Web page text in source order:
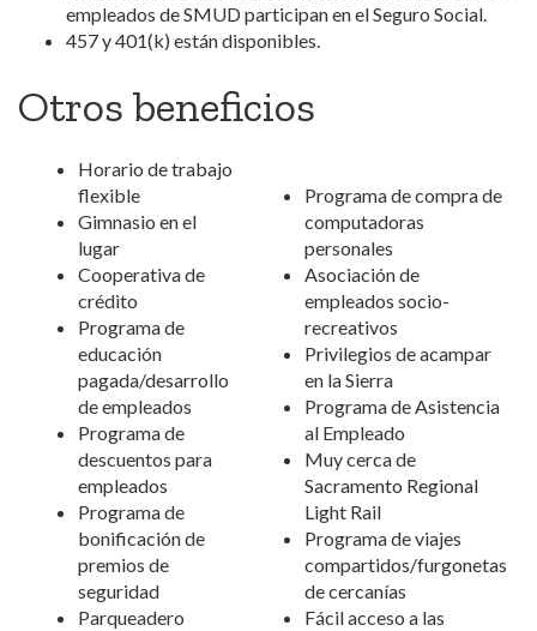
empleados de SMUD participan en el Seguro Social.
457 y 401(k) están disponibles.
Otros beneficios
Horario de trabajo
flexible
Gimnasio en el
lugar
Cooperativa de
crédito
Programa de
educación
pagada/desarrollo
de empleados
Programa de
descuentos para
empleados
Programa de
bonificación de
premios de
seguridad
Parqueadero
Programa de compra de
computadoras
personales
Asociación de
empleados socio-
recreativos
Privilegios de acampar
en la Sierra
Programa de Asistencia
al Empleado
Muy cerca de
Sacramento Regional
Light Rail
Programa de viajes
compartidos/furgonetas
de cercanías
Fácil acceso a las